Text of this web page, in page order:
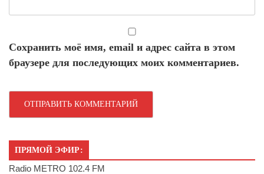
Сохранить моё имя, email и адрес сайта в этом
браузере для последующих моих комментариев.
ПРЯМОЙ ЭФИР:
Radio METRO 102.4 FM